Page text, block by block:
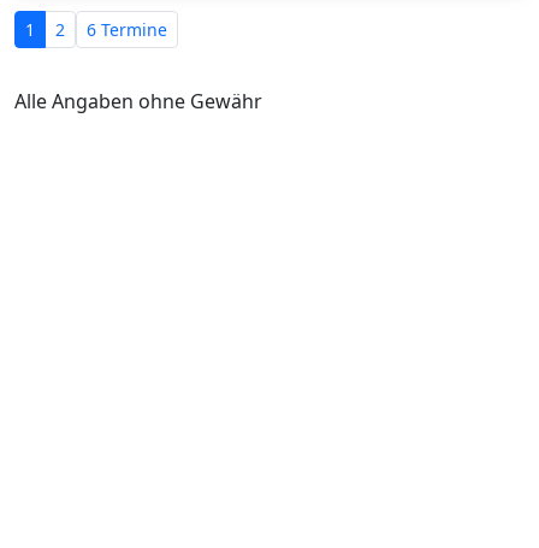
1 2 6 Termine
Alle Angaben ohne Gewähr